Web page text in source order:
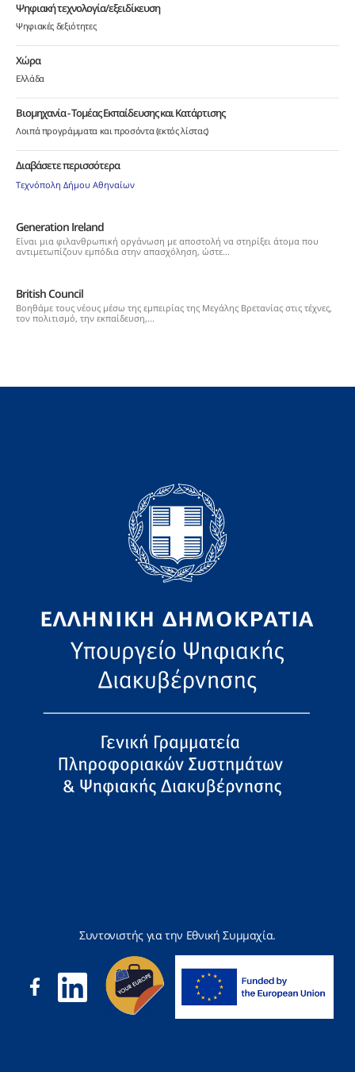
Ψηφιακή τεχνολογία/εξειδίκευση
Ψηφιακές δεξιότητες
Χώρα
Ελλάδα
Βιομηχανία - Τομέας Εκπαίδευσης και Κατάρτισης
Λοιπά προγράμματα και προσόντα (εκτός λίστας)
Διαβάσετε περισσότερα
Τεχνόπολη Δήμου Αθηναίων
Generation Ireland
Eίναι μια φιλανθρωπική οργάνωση με αποστολή να στηρίξει άτομα που
αντιμετωπίζουν εμπόδια στην απασχόληση, ώστε...
British Council
Βοηθάμε τους νέους μέσω της εμπειρίας της Μεγάλης Βρετανίας στις τέχνες,
τον πολιτισμό, την εκπαίδευση,...
Συντονιστής για την Εθνική Συμμαχία.